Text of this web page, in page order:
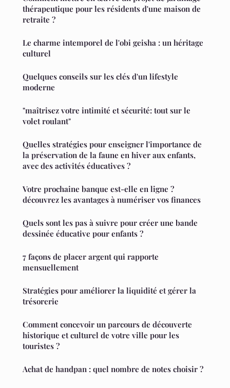
thérapeutique pour les résidents d'une maison de
retraite ?
Le charme intemporel de l'obi geisha : un héritage
culturel
Quelques conseils sur les clés d'un lifestyle
moderne
"maîtrisez votre intimité et sécurité: tout sur le
volet roulant"
Quelles stratégies pour enseigner l'importance de
la préservation de la faune en hiver aux enfants,
avec des activités éducatives ?
Votre prochaine banque est-elle en ligne ?
découvrez les avantages à numériser vos finances
Quels sont les pas à suivre pour créer une bande
dessinée éducative pour enfants ?
7 façons de placer argent qui rapporte
mensuellement
Stratégies pour améliorer la liquidité et gérer la
trésorerie
Comment concevoir un parcours de découverte
historique et culturel de votre ville pour les
touristes ?
Achat de handpan : quel nombre de notes choisir ?